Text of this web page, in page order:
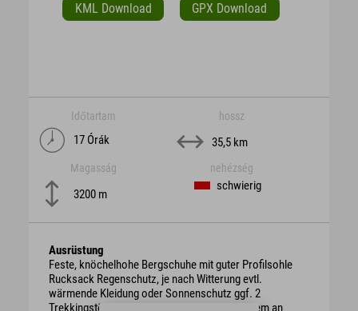
KML Download GPX Download
Időtartam
17 Órák
hossz
35,5 km
Magasság
3200 m
nehézség
schwierig
Ausrüstung
Feste, knöchelhohe Bergschuhe mit guter Profilsohle
Rucksack Regenschutz, je nach Witterung evtl.
wärmende Kleidung oder Sonnenschutz ggf. 2
Trekkingstöcke ausreichend Getränke vor allem an